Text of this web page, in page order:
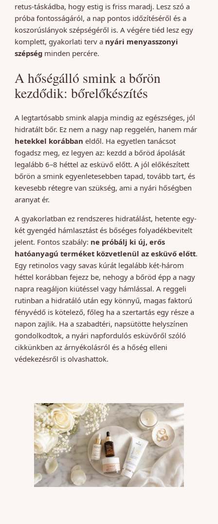
retus-táskádba, hogy estig is friss maradj. Lesz szó a
próba fontosságáról, a nap pontos időzítéséről és a
koszorúslányok szépségéről is. A végére tiéd lesz egy
komplett, gyakorlati terv a nyári menyasszonyi
szépség minden percére.
A hőségálló smink a bőrön
kezdődik: bőrelőkészítés
A legtartósabb smink alapja mindig az egészséges, jól
hidratált bőr. Ez nem a nagy nap reggelén, hanem már
hetekkel korábban eldől. Ha egyetlen tanácsot
fogadsz meg, ez legyen az: kezdd a bőröd ápolását
legalább 6–8 héttel az esküvő előtt. A jól előkészített
bőrön a smink egyenletesebben tapad, tovább tart, és
kevesebb rétegre van szükség, ami a nyári hőségben
aranyat ér.
A gyakorlatban ez rendszeres hidratálást, hetente egy-
két gyengéd hámlasztást és bőséges folyadékbevitelt
jelent. Fontos szabály: ne próbálj ki új, erős
hatóanyagú terméket közvetlenül az esküvő előtt.
Egy retinolos vagy savas kúrát legalább két-három
héttel korábban fejezz be, nehogy a bőröd épp a nagy
napra reagáljon kiütéssel vagy hámlással. A reggeli
rutinban a hidratáló után egy könnyű, magas faktorú
fényvédő is kötelező, főleg ha a szertartás egy része a
napon zajlik. Ha a szabadtéri, napsütötte helyszínen
gondolkodtok, a nyári napfordulós esküvőről szóló
cikkünkben az árnyékolásról és a hőség elleni
védekezésről is olvashattok.